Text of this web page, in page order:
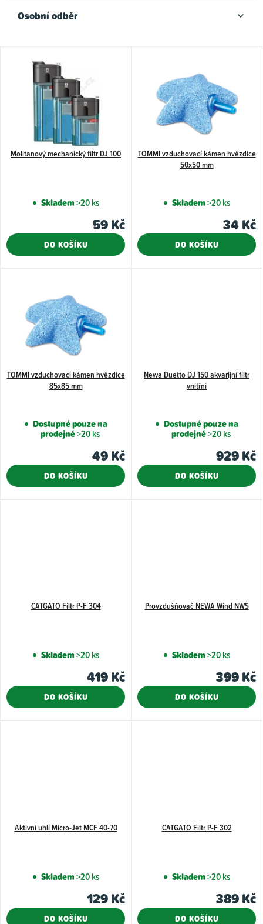
Osobní odběr
r
k
t
Molitanový mechanický filtr DJ 100
Skladem>20 ks
59 Kč
DO KOŠÍKU
TOMMI vzduchovací kámen hvězdice
50x50 mm
Skladem>20 ks
34 Kč
DO KOŠÍKU
TOMMI vzduchovací kámen hvězdice
85x85 mm
Dostupné pouze na
prodejně>20 ks
49 Kč
DO KOŠÍKU
Newa Duetto DJ 150 akvarijní filtr
vnitřní
Dostupné pouze na
prodejně>20 ks
929 Kč
DO KOŠÍKU
CATGATO Filtr P-F 304
Skladem>20 ks
419 Kč
DO KOŠÍKU
Provzdušňovač NEWA Wind NWS
Skladem>20 ks
399 Kč
DO KOŠÍKU
Aktivní uhlí Micro-Jet MCF 40-70
Skladem>20 ks
129 Kč
DO KOŠÍKU
CATGATO Filtr P-F 302
Skladem>20 ks
389 Kč
DO KOŠÍKU